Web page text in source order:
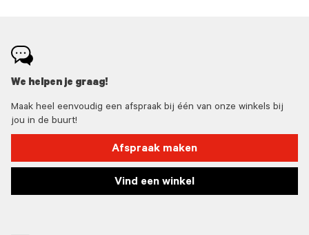
We helpen je graag!
Maak heel eenvoudig een afspraak bij één van onze winkels bij
jou in de buurt!
Afspraak maken
Vind een winkel